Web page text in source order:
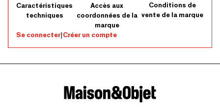
Caractéristiques
techniques
Accès aux
coordonnées de la
marque
Conditions de
vente de la marque
Se connecter|Créer un compte